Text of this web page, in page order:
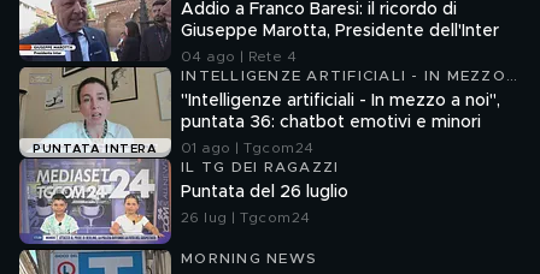
Addio a Franco Baresi: il ricordo di
Giuseppe Marotta, Presidente dell'Inter
04 ago | Rete 4
PUNTATA INTERA
INTELLIGENZE ARTIFICIALI - IN MEZZO
A NOI
"Intelligenze artificiali - In mezzo a noi",
puntata 36: chatbot emotivi e minori
01 ago | Tgcom24
IL TG DEI RAGAZZI
Puntata del 26 luglio
26 lug | Tgcom24
MORNING NEWS